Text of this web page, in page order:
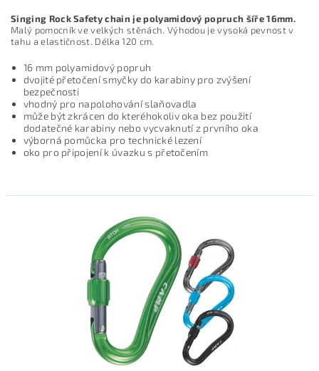
Singing Rock Safety chain je polyamidový popruch šíře 16mm.
Malý pomocník ve velkých stěnách. Výhodou je vysoká pevnost v
tahu a elastičnost. Délka 120 cm.
16 mm polyamidový popruh
dvojité přetočení smyčky do karabiny pro zvýšení
bezpečnosti
vhodný pro napolohování slaňovadla
může být zkrácen do kteréhokoliv oka bez použití
dodatečné karabiny nebo vycvaknutí z prvního oka
výborná pomůcka pro technické lezení
oko pro připojení k úvazku s přetočením